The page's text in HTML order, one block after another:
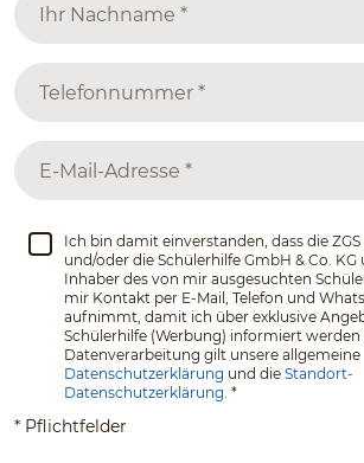
Ich bin damit einverstanden, dass die
und/oder die Schülerhilfe GmbH & Co.
Inhaber des von mir ausgesuchten
mir Kontakt per E-Mail, Telefon und
aufnimmt, damit ich über exklusive
Schülerhilfe (Werbung) informiert werden
Datenverarbeitung gilt unsere allgemeine
Datenschutzerklärung und die Standort-
Datenschutzerklärung. *
* Pflichtfelder